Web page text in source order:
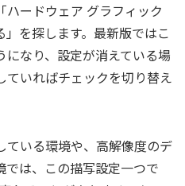
ハードウェア グラフィック
を探します。最新版ではこ
なり、設定が消えている場
ていればチェックを切り替え
ている環境や、高解像度のデ
では、この描写設定一つで